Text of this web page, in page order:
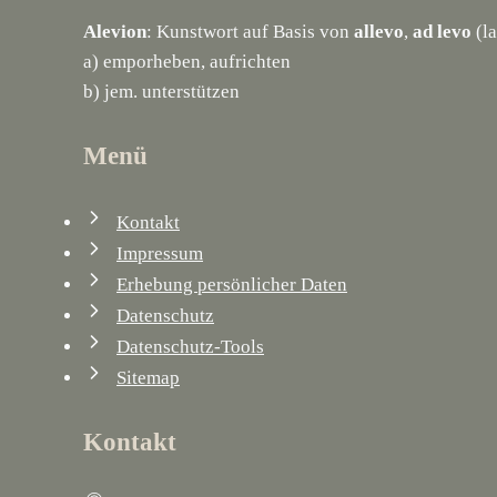
Alevion: Kunstwort auf Basis von allevo, ad levo
a) emporheben, aufrichten
b) jem. unterstützen
Menü
Kontakt
Impressum
Erhebung persönlicher Daten
Datenschutz
Datenschutz-Tools
Sitemap
Kontakt